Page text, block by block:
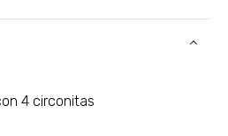
4 circonitas